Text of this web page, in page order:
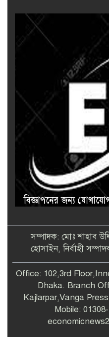
সম্পাদক: মোঃ শাহাব
হোসাইন, নির্বাহী
Office: 102,3rd
Dhaka. Branch
Kajlarpar,Vanga
Mobile: